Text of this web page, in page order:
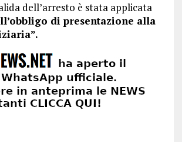
dell’arresto è stata applicata
di presentazione alla